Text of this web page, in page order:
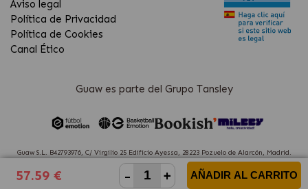
57.59 € - + AÑADIR AL CARRITO
Aviso legal
Política de Privacidad
Política de Cookies
Canal Ético
Guaw es parte del Grupo Tansley
Guaw S.L. B42793976, C/ Virgilio 25 Edificio Ayessa, 28223 Pozuelo de Alarcón, Madrid.
(Spain)